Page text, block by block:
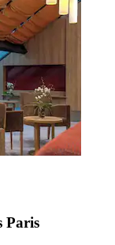
Paris